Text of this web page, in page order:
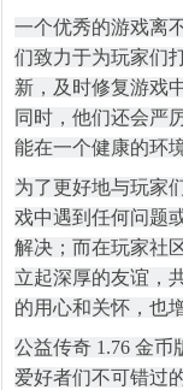
一个优秀的游戏离
们致力于为玩家们
新，及时修复游戏
同时，他们还会严
能在一个健康的环
为了更好地与玩家
戏中遇到任何问题
解决；而在玩家社
立起深厚的友谊，
的用心和关怀，也
公益传奇 1.76 金
爱好者们不可错过